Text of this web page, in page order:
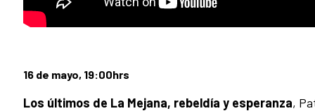
16 de mayo, 19:00hrs
Los últimos de La Mejana, rebeldía y esperanza,